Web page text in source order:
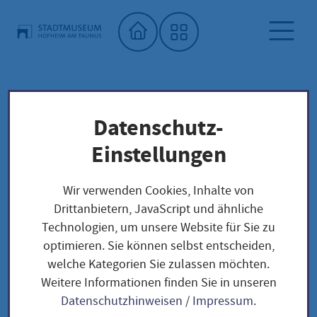
Startseite"
Stadtmuseum
Kalender Stadtmuseum Hofheim
Detailansicht
Ludwig-Meidner-Platz
Datenschutz-
Einstellungen
Wir verwenden Cookies, Inhalte von
Drittanbietern, JavaScript und ähnliche
Technologien, um unsere Website für Sie zu
optimieren. Sie können selbst entscheiden,
welche Kategorien Sie zulassen möchten.
Weitere Informationen finden Sie in unseren
Datenschutzhinweisen / Impressum.